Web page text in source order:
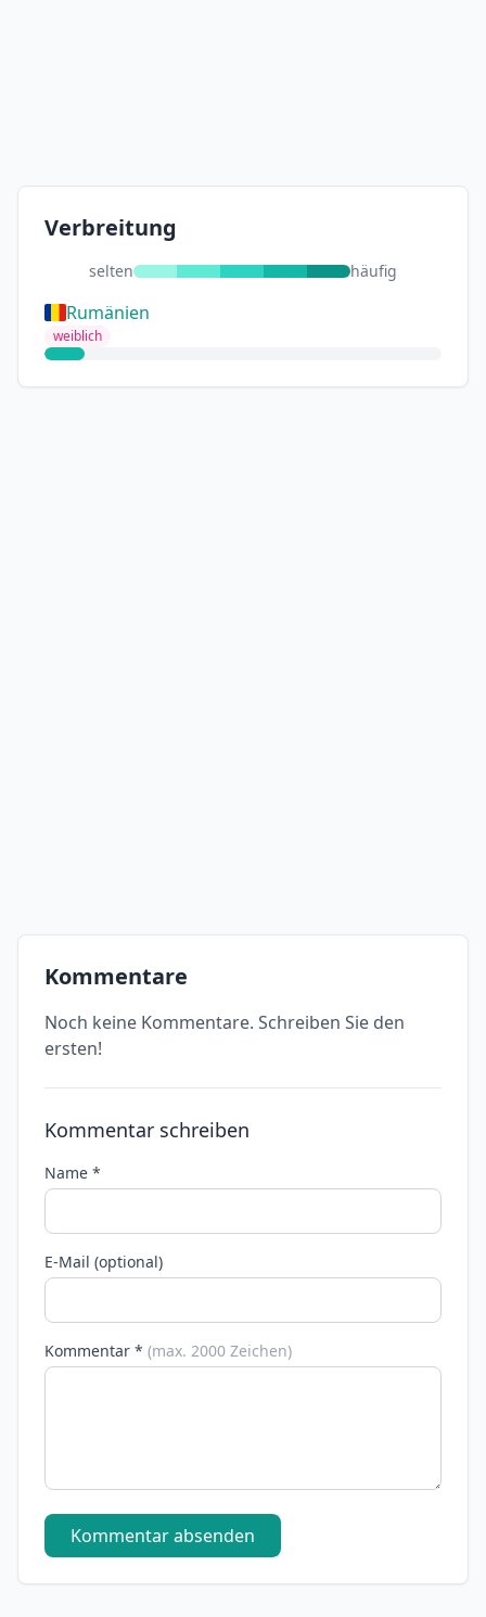
Verbreitung
selten häufig
Rumänien
weiblich
Kommentare
Noch keine Kommentare. Schreiben Sie den
ersten!
Kommentar schreiben
Name *
E-Mail (optional)
Kommentar * (max. 2000 Zeichen)
Kommentar absenden